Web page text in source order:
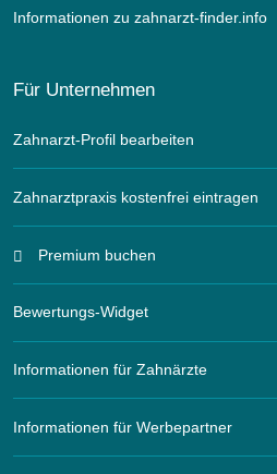
Informationen zu zahnarzt-finder.info
Für Unternehmen
Zahnarzt-Profil bearbeiten
Zahnarztpraxis kostenfrei eintragen
Premium buchen
Bewertungs-Widget
Informationen für Zahnärzte
Informationen für Werbepartner